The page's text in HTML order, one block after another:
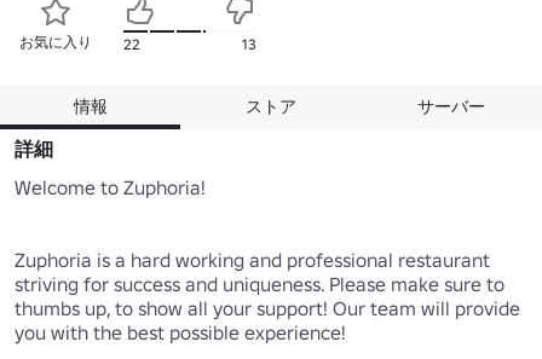
お気に入り 22 13
情報 ストア サーバー
詳細
Welcome to Zuphoria!
Zuphoria is a hard working and professional restaurant
striving for success and uniqueness. Please make sure to
thumbs up, to show all your support! Our team will provide
you with the best possible experience!